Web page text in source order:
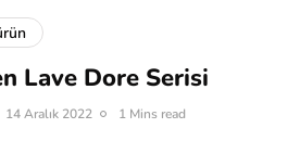
Lave Dore Serisi
14 Aralık 2022 1 Mins read